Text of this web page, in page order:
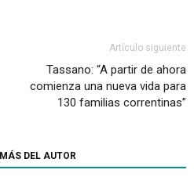
Artículo siguiente
Tassano: “A partir de ahora
comienza una nueva vida para
130 familias correntinas”
MÁS DEL AUTOR